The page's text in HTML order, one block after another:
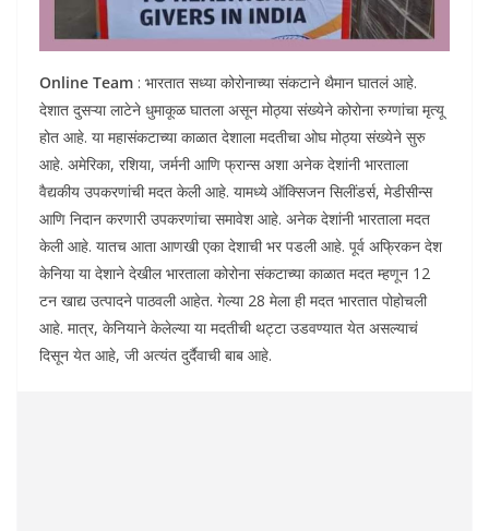
Online Team : भारतात सध्या कोरोनाच्या संकटाने थैमान घातलं आहे.
देशात दुसऱ्या लाटेने धुमाकूळ घातला असून मोठ्या संख्येने कोरोना रुग्णांचा मृत्यू
होत आहे. या महासंकटाच्या काळात देशाला मदतीचा ओघ मोठ्या संख्येने सुरु
आहे. अमेरिका, रशिया, जर्मनी आणि फ्रान्स अशा अनेक देशांनी भारताला
वैद्यकीय उपकरणांची मदत केली आहे. यामध्ये ऑक्सिजन सिलींडर्स, मेडीसीन्स
आणि निदान करणारी उपकरणांचा समावेश आहे. अनेक देशांनी भारताला मदत
केली आहे. यातच आता आणखी एका देशाची भर पडली आहे. पूर्व अफ्रिकन देश
केनिया या देशाने देखील भारताला कोरोना संकटाच्या काळात मदत म्हणून 12
टन खाद्य उत्पादने पाठवली आहेत. गेल्या 28 मेला ही मदत भारतात पोहोचली
आहे. मात्र, केनियाने केलेल्या या मदतीची थट्टा उडवण्यात येत असल्याचं
दिसून येत आहे, जी अत्यंत दुर्दैवाची बाब आहे.